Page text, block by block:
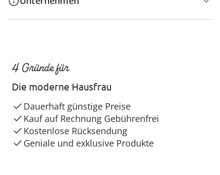
4 Gründe für
Die moderne Hausfrau
Dauerhaft günstige Preise
Kauf auf Rechnung Gebührenfrei
Kostenlose Rücksendung
Geniale und exklusive Produkte